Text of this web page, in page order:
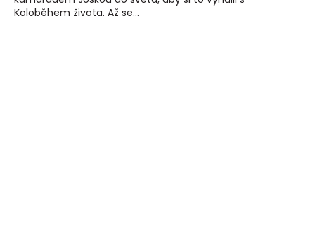
Koloběhem života. Až se...